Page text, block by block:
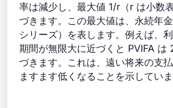
率は減少し、最大値 1/r（r は小数
づきます。この最大値は、永続年
シリーズ）を表します。例えば、
期間が無限大に近づくと PVIFA
づきます。これは、遠い将来の支
ますます低くなることを示していま